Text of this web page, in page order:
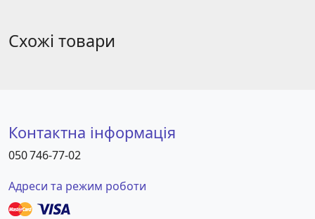
Схожі товари
Контактна інформація
050 746-77-02
Адреси та режим роботи